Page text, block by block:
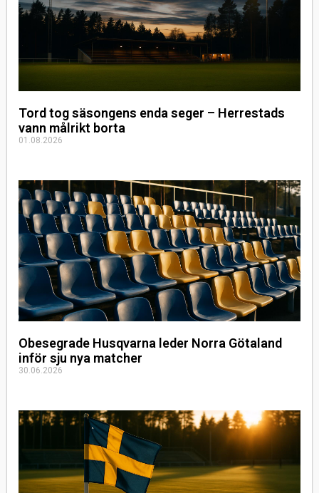
Tord tog säsongens enda seger – Herrestads
vann målrikt borta
01.08.2026
Obesegrade Husqvarna leder Norra Götaland
inför sju nya matcher
30.06.2026